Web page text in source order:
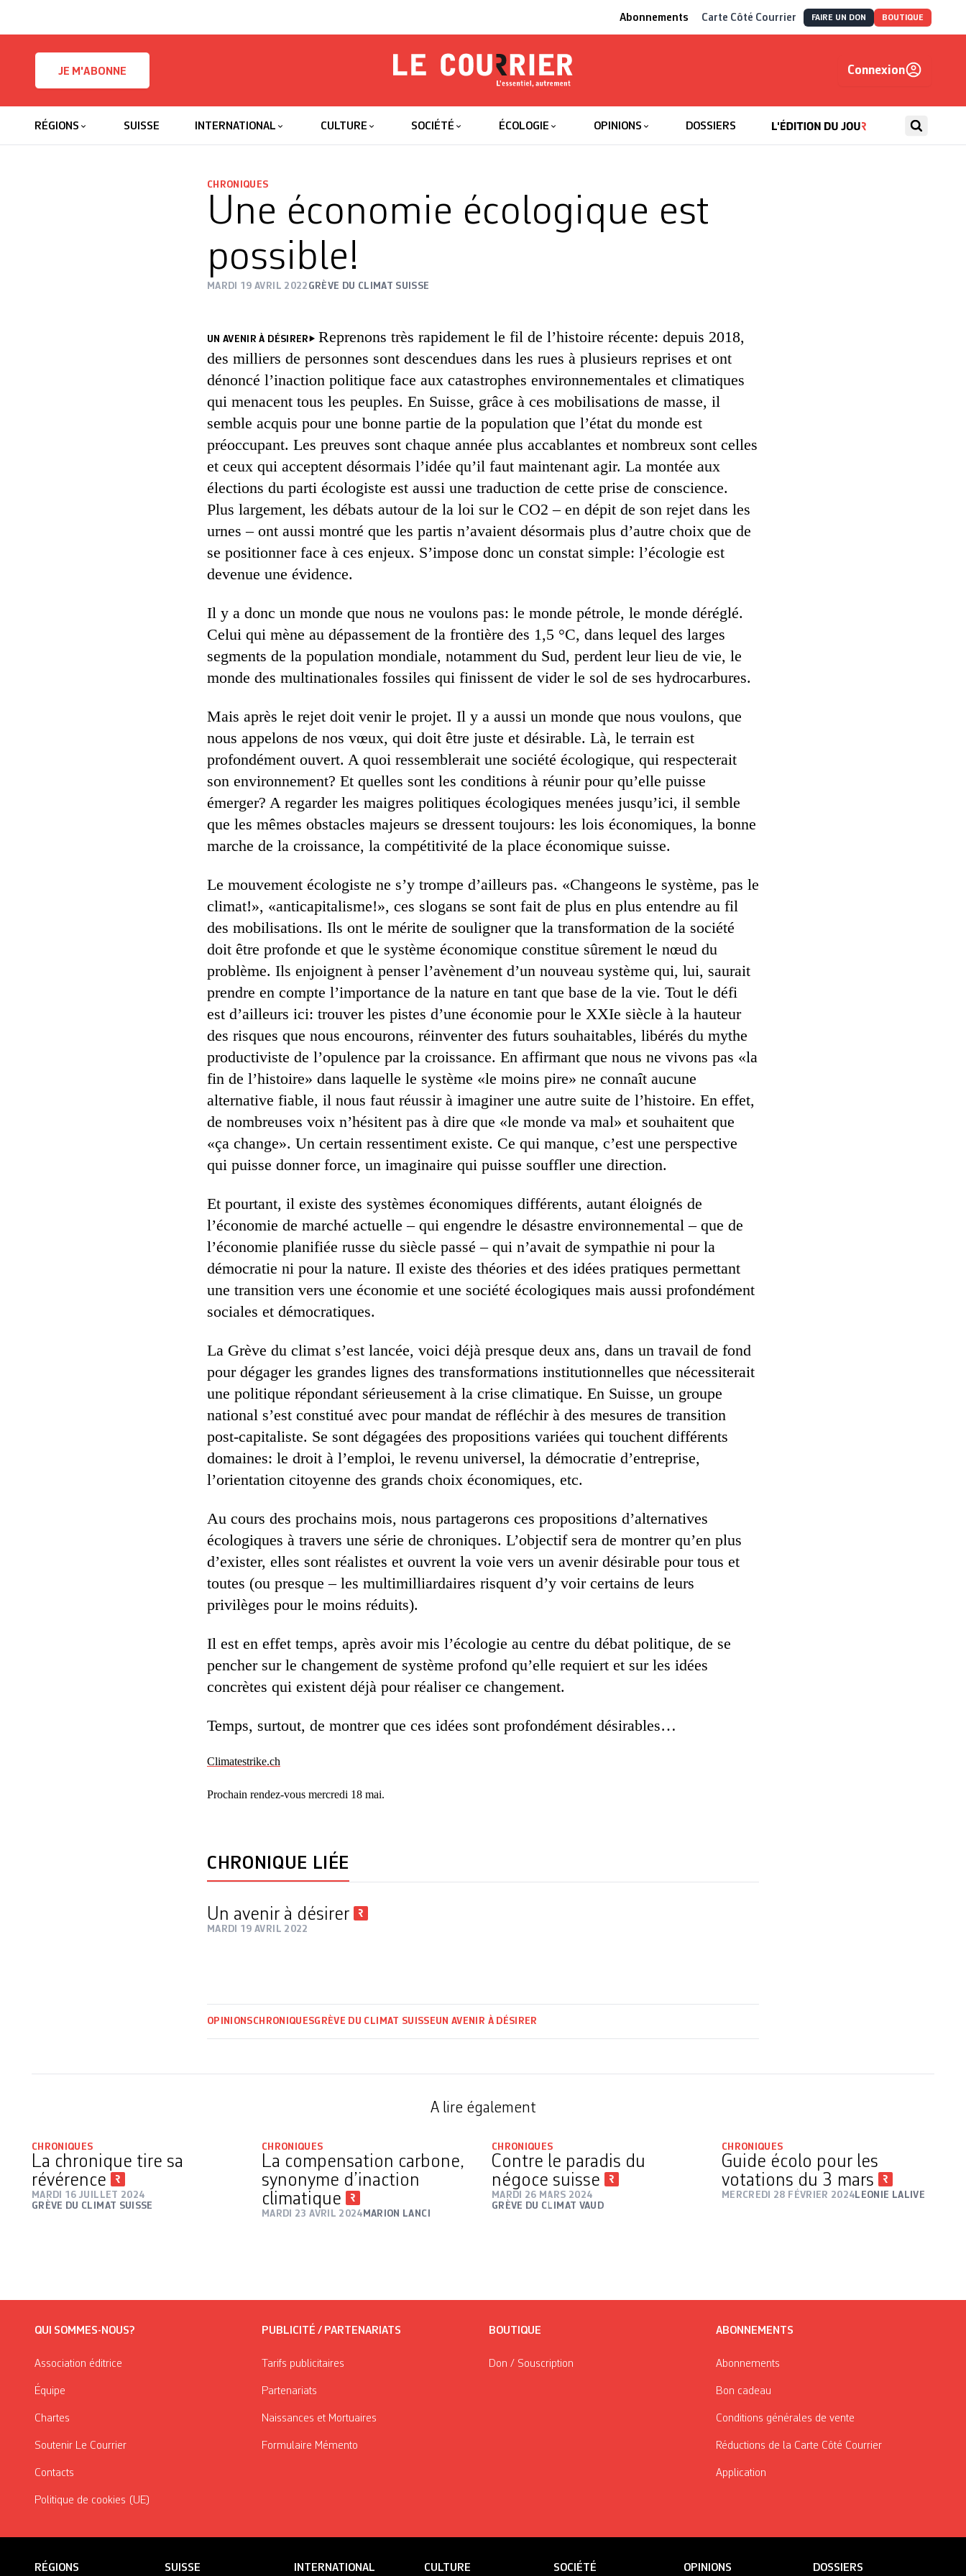
Abonnements Carte Côté Courrier FAIRE UN DON BOUTIQUE
JE M'ABONNE
Le Courrier
Connexion
RÉGIONS SUISSE INTERNATIONAL CULTURE SOCIÉTÉ ÉCOLOGIE OPINIONS DOSSIERS
CHRONIQUES
Une économie écologique est
possible!
MARDI 19 AVRIL 2022 GRÈVE DU CLIMAT SUISSE
UN AVENIR À DÉSIRER
Reprenons très rapidement le fil de l’histoire récente: depuis 2018,
des milliers de personnes sont descendues dans les rues à plusieurs reprises et ont
dénoncé l’inaction politique face aux catastrophes environnementales et climatiques
qui menacent tous les peuples. En Suisse, grâce à ces mobilisations de masse, il
semble acquis pour une bonne partie de la population que l’état du monde est
préoccupant. Les preuves sont chaque année plus accablantes et nombreux sont celles
et ceux qui acceptent désormais l’idée qu’il faut maintenant agir. La montée aux
élections du parti écologiste est aussi une traduction de cette prise de conscience.
Plus largement, les débats autour de la loi sur le CO2 – en dépit de son rejet dans les
urnes – ont aussi montré que les partis n’avaient désormais plus d’autre choix que de
se positionner face à ces enjeux. S’impose donc un constat simple: l’écologie est
devenue une évidence.
Il y a donc un monde que nous ne voulons pas: le monde pétrole, le monde déréglé.
Celui qui mène au dépassement de la frontière des 1,5 °C, dans lequel des larges
segments de la population mondiale, notamment du Sud, perdent leur lieu de vie, le
monde des multinationales fossiles qui finissent de vider le sol de ses hydrocarbures.
Mais après le rejet doit venir le projet. Il y a aussi un monde que nous voulons, que
nous appelons de nos vœux, qui doit être juste et désirable. Là, le terrain est
profondément ouvert. A quoi ressemblerait une société écologique, qui respecterait
son environnement? Et quelles sont les conditions à réunir pour qu’elle puisse
émerger? A regarder les maigres politiques écologiques menées jusqu’ici, il semble
que les mêmes obstacles majeurs se dressent toujours: les lois économiques, la bonne
marche de la croissance, la compétitivité de la place économique suisse.
Le mouvement écologiste ne s’y trompe d’ailleurs pas. «Changeons le système, pas le
climat!», «anticapitalisme!», ces slogans se sont fait de plus en plus entendre au fil
des mobilisations. Ils ont le mérite de souligner que la transformation de la société
doit être profonde et que le système économique constitue sûrement le nœud du
problème. Ils enjoignent à penser l’avènement d’un nouveau système qui, lui, saurait
prendre en compte l’importance de la nature en tant que base de la vie. Tout le défi
est d’ailleurs ici: trouver les pistes d’une économie pour le XXIe siècle à la hauteur
des risques que nous encourons, réinventer des futurs souhaitables, libérés du mythe
productiviste de l’opulence par la croissance. En affirmant que nous ne vivons pas «la
fin de l’histoire» dans laquelle le système «le moins pire» ne connaît aucune
alternative fiable, il nous faut réussir à imaginer une autre suite de l’histoire. En effet,
de nombreuses voix n’hésitent pas à dire que «le monde va mal» et souhaitent que
«ça change». Un certain ressentiment existe. Ce qui manque, c’est une perspective
qui puisse donner force, un imaginaire qui puisse souffler une direction.
Et pourtant, il existe des systèmes économiques différents, autant éloignés de
l’économie de marché actuelle – qui engendre le désastre environnemental – que de
l’économie planifiée russe du siècle passé – qui n’avait de sympathie ni pour la
démocratie ni pour la nature. Il existe des théories et des idées pratiques permettant
une transition vers une économie et une société écologiques mais aussi profondément
sociales et démocratiques.
La Grève du climat s’est lancée, voici déjà presque deux ans, dans un travail de fond
pour dégager les grandes lignes des transformations institutionnelles que nécessiterait
une politique répondant sérieusement à la crise climatique. En Suisse, un groupe
national s’est constitué avec pour mandat de réfléchir à des mesures de transition
post-capitaliste. Se sont dégagées des propositions variées qui touchent différents
domaines: le droit à l’emploi, le revenu universel, la démocratie d’entreprise,
l’orientation citoyenne des grands choix économiques, etc.
Au cours des prochains mois, nous partagerons ces propositions d’alternatives
écologiques à travers une série de chroniques. L’objectif sera de montrer qu’en plus
d’exister, elles sont réalistes et ouvrent la voie vers un avenir désirable pour tous et
toutes (ou presque – les multimilliardaires risquent d’y voir certains de leurs
privilèges pour le moins réduits).
Il est en effet temps, après avoir mis l’écologie au centre du débat politique, de se
pencher sur le changement de système profond qu’elle requiert et sur les idées
concrètes qui existent déjà pour réaliser ce changement.
Temps, surtout, de montrer que ces idées sont profondément désirables…
Climatestrike.ch
Prochain rendez-vous mercredi 18 mai.
CHRONIQUE LIÉE
Un avenir à désirer
MARDI 19 AVRIL 2022
OPINIONSCHRONIQUESGRÈVE DU CLIMAT SUISSEUN AVENIR À DÉSIRER
A lire également
CHRONIQUES
La chronique tire sa
révérence
MARDI 16 JUILLET 2024
GRÈVE DU CLIMAT SUISSE
CHRONIQUES
La compensation carbone,
synonyme d’inaction
climatique
MARDI 23 AVRIL 2024 MARION LANCI
CHRONIQUES
Contre le paradis du
négoce suisse
MARDI 26 MARS 2024
GRÈVE DU CLIMAT VAUD
CHRONIQUES
Guide écolo pour les
votations du 3 mars
MERCREDI 28 FÉVRIER 2024 LEONIE LALIVE
QUI SOMMES-NOUS?
Association éditrice
Équipe
Chartes
Soutenir Le Courrier
Contacts
Politique de cookies (UE)
PUBLICITÉ / PARTENARIATS
Tarifs publicitaires
Partenariats
Naissances et Mortuaires
Formulaire Mémento
BOUTIQUE
Don / Souscription
ABONNEMENTS
Abonnements
Bon cadeau
Conditions générales de vente
Réductions de la Carte Côté Courrier
Application
RÉGIONS SUISSE INTERNATIONAL CULTURE SOCIÉTÉ OPINIONS DOSSIERS